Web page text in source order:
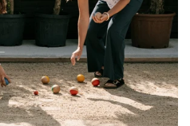
Lace
Top